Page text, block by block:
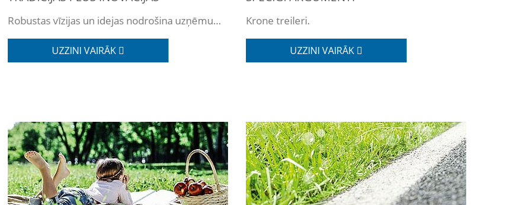
Robustas vīzijas un idejas nodrošina uzņēmuma nākotni.
UZZINI VAIRĀK
Krone treileri.
UZZINI VAIRĀK